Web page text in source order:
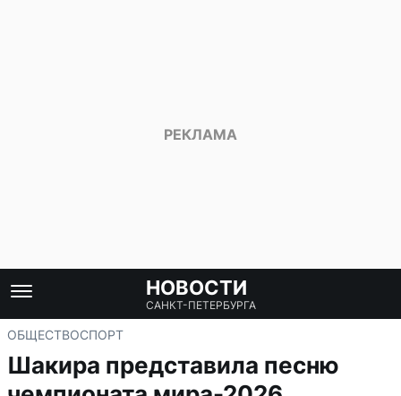
НОВОСТИ
САНКТ-ПЕТЕРБУРГА
ОБЩЕСТВОСПОРТ
Шакира представила песню